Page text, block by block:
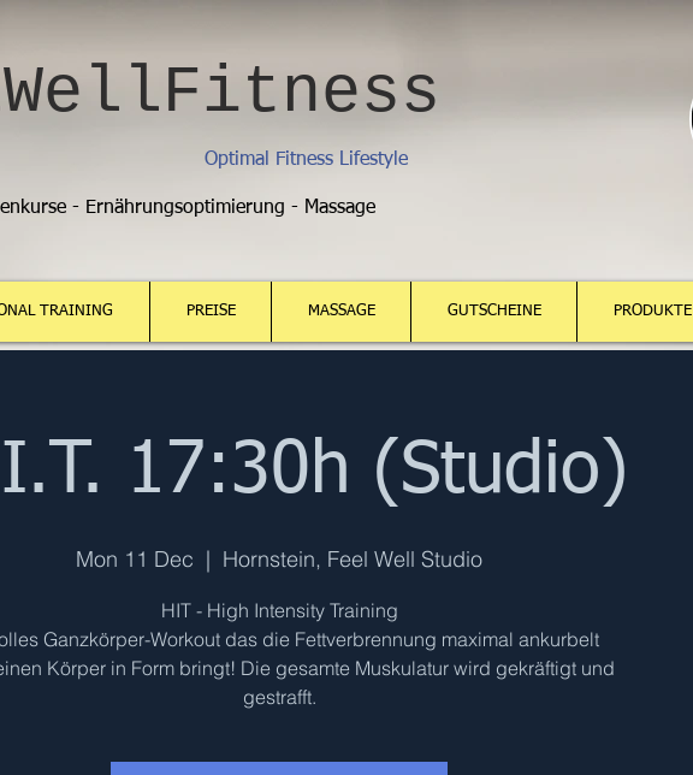
Optimal Fitness Lifestyle
- Ernährungsoptimierung - Massage
TRAINING PREISE MASSAGE GUTSCHEINE PRODUKTE
17:30h (Studio)
Mon 11 Dec
  |
Hornstein, Feel Well Studio
HIT - High Intensity Training
Ganzkörper-Workout das die Fettverbrennung maximal ankurbelt
Körper in Form bringt! Die gesamte Muskulatur wird gekräftigt und
gestrafft.